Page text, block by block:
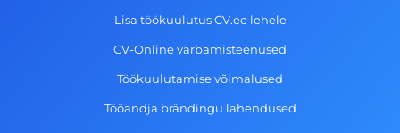
Lisa töökuulutus CV.ee lehele
CV-Online värbamisteenused
Töökuulutamise võimalused
Tööandja brändingu lahendused